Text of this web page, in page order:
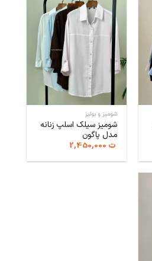
شومیز و بولیز
شومیز سیلک اسلپ زنانه
مدل پاگون
ت2,450,000